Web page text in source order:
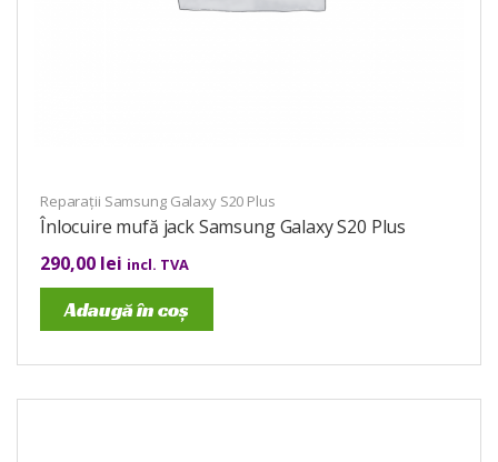
Reparații Samsung Galaxy S20 Plus
Înlocuire mufă jack Samsung Galaxy S20 Plus
290,00 lei incl. TVA
Adaugă în coș